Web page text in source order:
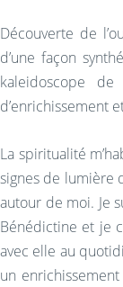
Découverte de
d’une façon
kaleidoscope
d’enrichissement
La spiritualité
signes de lumière
autour de moi. Je
Bénédictine et je
avec elle au
un